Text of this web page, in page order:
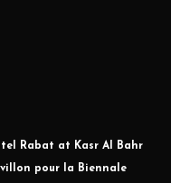
Rabat at Kasr Al Bahr
pour la Biennale